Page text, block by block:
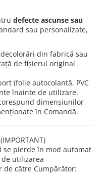
defecte ascunse sau
sau personalizate,
din fabrică sau
de fișierul original
(folie autocolantă, PVC
înainte de utilizare.
dimensiunilor
în Comandă.
se pierde în mod automat
utilizarea
de către Cumpărător: